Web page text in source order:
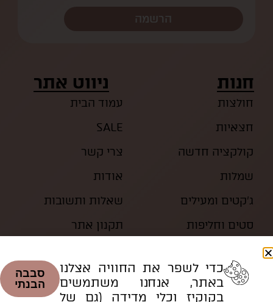
ניווט אתר
עמוד הבית
SALE
צרי קשר
אודות
שאלות ותשובות
תקנון אתר
חנות
חולצות
חצאיות
קולקציה חדשה
שמלות
ג’קטים ומעילים
סטים וחליפות
הרשמה
כדי לשפר את החוויה אצלנו
באתר, אנחנו משתמשים
בקוקיז וכלי מדידה (גם של
סבבה
הבנתי